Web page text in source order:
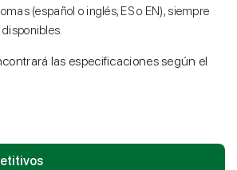
(español o inglés, ES o EN), siempre
las especificaciones según el